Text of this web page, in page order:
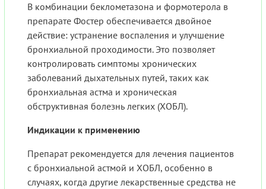
В комбинации беклометазона и формотерола в
препарате Фостер обеспечивается двойное
действие: устранение воспаления и улучшение
бронхиальной проходимости. Это позволяет
контролировать симптомы хронических
заболеваний дыхательных путей, таких как
бронхиальная астма и хроническая
обструктивная болезнь легких (ХОБЛ).
Индикации к применению
Препарат рекомендуется для лечения пациентов
с бронхиальной астмой и ХОБЛ, особенно в
случаях, когда другие лекарственные средства не